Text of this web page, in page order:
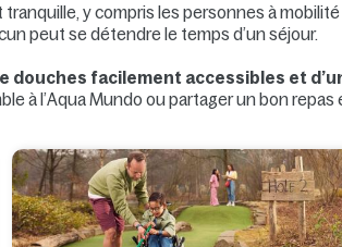
y compris les personnes à
peut se détendre le temps d’un séjour.
facilement accessibles et
à l’Aqua Mundo ou partager un bon